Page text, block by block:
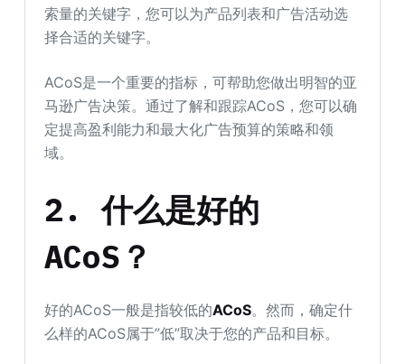
索量的关键字，您可以为产品列表和广告活动选
择合适的关键字。
ACoS是一个重要的指标，可帮助您做出明智的亚
马逊广告决策。通过了解和跟踪ACoS，您可以确
定提高盈利能力和最大化广告预算的策略和领
域。
2. 什么是好的
ACoS？
好的ACoS一般是指较低的ACoS。然而，确定什
么样的ACoS属于”低”取决于您的产品和目标。